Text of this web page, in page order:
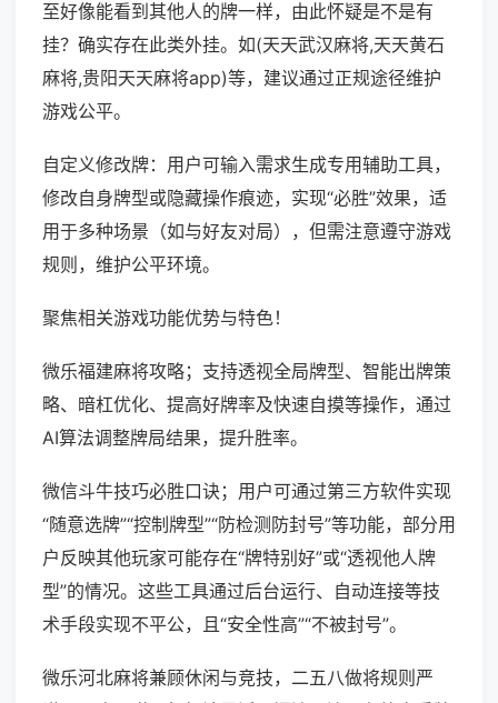
至好像能看到其他人的牌一样，由此怀疑是不是有
挂？确实存在此类外挂。如(天天武汉麻将,天天黄石
麻将,贵阳天天麻将app)等，建议通过正规途径维护
游戏公平。
自定义修改牌：用户可输入需求生成专用辅助工具，
修改自身牌型或隐藏操作痕迹，实现“必胜”效果，适
用于多种场景（如与好友对局），但需注意遵守游戏
规则，维护公平环境。
聚焦相关游戏功能优势与特色！
微乐福建麻将攻略；支持透视全局牌型、智能出牌策
略、暗杠优化、提高好牌率及快速自摸等操作，通过
AI算法调整牌局结果，提升胜率。
微信斗牛技巧必胜口诀；用户可通过第三方软件实现
“随意选牌”“控制牌型”“防检测防封号”等功能，部分用
户反映其他玩家可能存在“牌特别好”或“透视他人牌
型”的情况。这些工具通过后台运行、自动连接等技
术手段实现不平公，且“安全性高”“不被封号”。
微乐河北麻将兼顾休闲与竞技，二五八做将规则严